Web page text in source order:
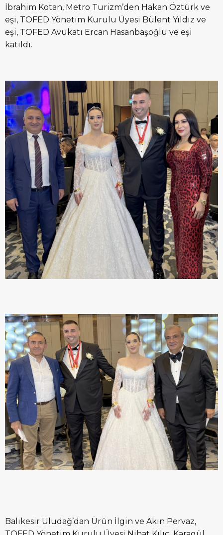
İbrahim Kotan, Metro Turizm’den Hakan Öztürk ve
eşi, TOFED Yönetim Kurulu Üyesi Bülent Yıldız ve
eşi, TOFED Avukatı Ercan Hasanbaşoğlu ve eşi
katıldı.
Balıkesir Uludağ’dan Ürün İlgin ve Akın Pervaz,